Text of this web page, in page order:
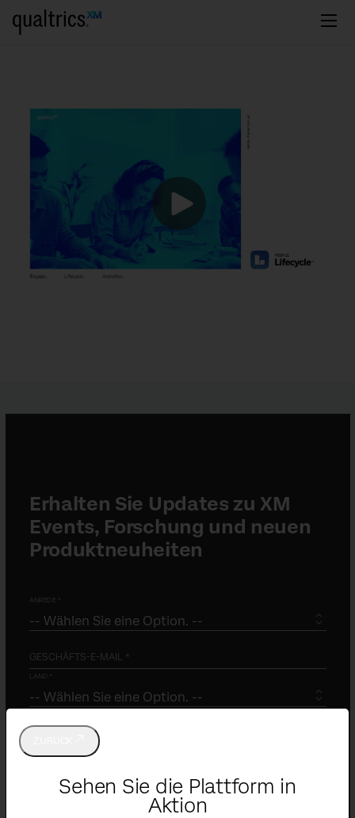
zum Hauptinhalt springen
Sehen Sie die Plattform in
Aktion